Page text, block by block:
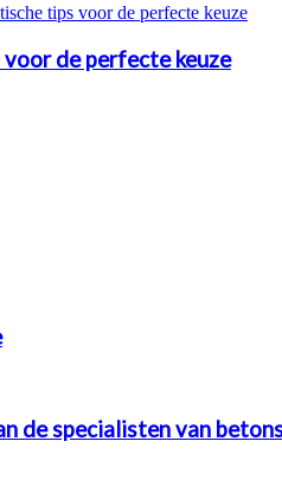
de perfecte keuze
de specialisten van